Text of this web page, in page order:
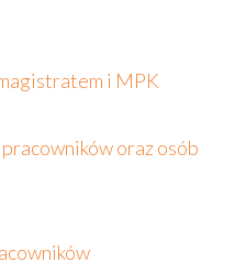
i MPK
oraz osób